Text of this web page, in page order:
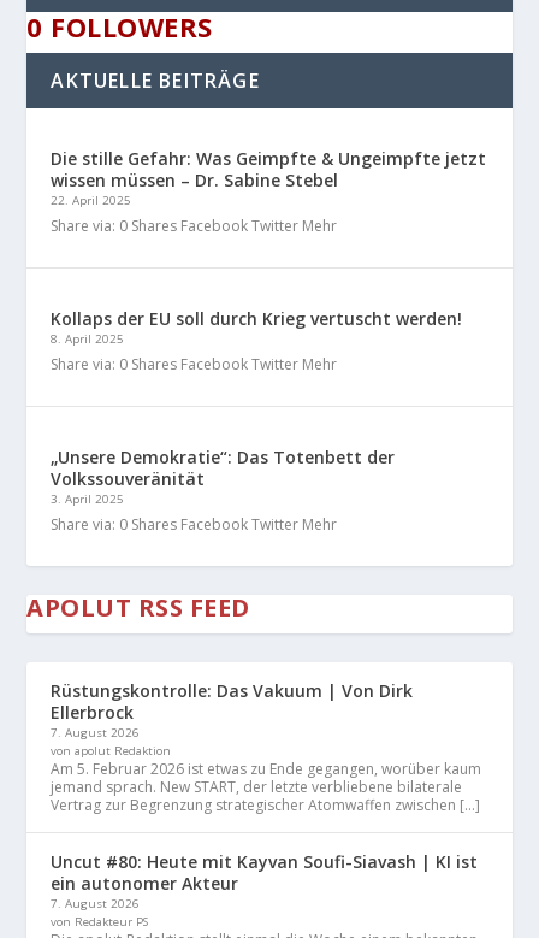
0 FOLLOWERS
AKTUELLE BEITRÄGE
Die stille Gefahr: Was Geimpfte & Ungeimpfte jetzt
wissen müssen – Dr. Sabine Stebel
22. April 2025
Share via: 0 Shares Facebook Twitter Mehr
Kollaps der EU soll durch Krieg vertuscht werden!
8. April 2025
Share via: 0 Shares Facebook Twitter Mehr
„Unsere Demokratie“: Das Totenbett der
Volkssouveränität
3. April 2025
Share via: 0 Shares Facebook Twitter Mehr
APOLUT RSS FEED
Rüstungskontrolle: Das Vakuum | Von Dirk
Ellerbrock
7. August 2026
von apolut Redaktion
Am 5. Februar 2026 ist etwas zu Ende gegangen, worüber kaum
jemand sprach. New START, der letzte verbliebene bilaterale
Vertrag zur Begrenzung strategischer Atomwaffen zwischen […]
Uncut #80: Heute mit Kayvan Soufi-Siavash | KI ist
ein autonomer Akteur
7. August 2026
von Redakteur PS